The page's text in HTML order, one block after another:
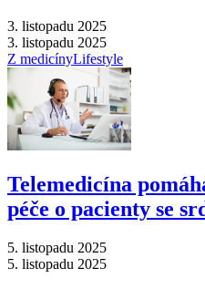
3. listopadu 2025
3. listopadu 2025
Z medicínyLifestyle
Telemedicína
péče o pacienty se
5. listopadu 2025
5. listopadu 2025